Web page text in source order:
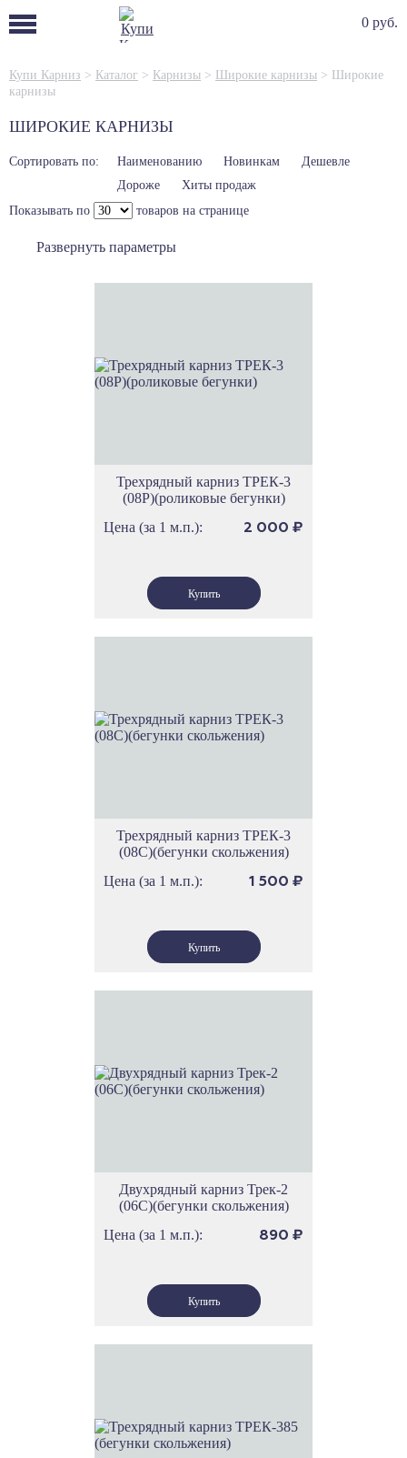
0 руб.
Купи Карниз > Каталог > Карнизы > Широкие карнизы > Широкие
карнизы
ШИРОКИЕ КАРНИЗЫ
Сортировать по: Наименованию Новинкам
Дешевле
Дороже
Хиты продаж
Показывать по
товаров на странице
Развернуть параметры
Трехрядный карниз ТРЕК-3
(08Р)(роликовые бегунки)
Цена (за 1 м.п.):
2 000 ₽
Трехрядный карниз ТРЕК-3
(08С)(бегунки скольжения)
Цена (за 1 м.п.):
1 500 ₽
Двухрядный карниз Трек-2
(06С)(бегунки скольжения)
Цена (за 1 м.п.):
890 ₽